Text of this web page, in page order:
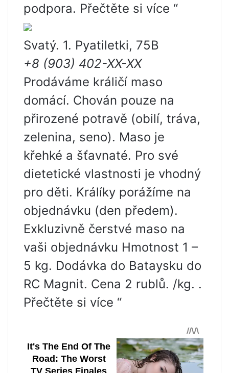
podpora. Přečtěte si více “
Svatý. 1. Pyatiletki, 75B
+8 (903) 402-XX-XX
Prodáváme králičí maso
domácí. Chován pouze na
přirozené potravě (obilí, tráva,
zelenina, seno). Maso je
křehké a šťavnaté. Pro své
dietetické vlastnosti je vhodný
pro děti. Králíky porážíme na
objednávku (den předem).
Exkluzivně čerstvé maso na
vaši objednávku Hmotnost 1 –
5 kg. Dodávka do Bataysku do
RC Magnit. Cena 2 rublů. /kg. .
Přečtěte si více “